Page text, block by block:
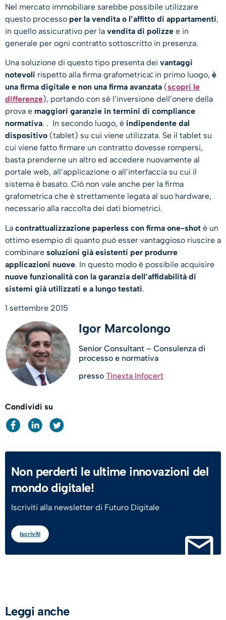
Nel mercato immobiliare sarebbe possibile utilizzare
questo processo per la vendita o l’affitto di appartamenti,
in quello assicurativo per la vendita di polizze e in
generale per ogni contratto sottoscritto in presenza.
Una soluzione di questo tipo presenta dei vantaggi
notevoli rispetto alla firma grafometrica: in primo luogo, è
una firma digitale e non una firma avanzata (scopri le
differenze), portando con sé l’inversione dell’onere della
prova e maggiori garanzie in termini di compliance
normativa. . In secondo luogo, è indipendente dal
dispositivo (tablet) su cui viene utilizzata. Se il tablet su
cui viene fatto firmare un contratto dovesse rompersi,
basta prenderne un altro ed accedere nuovamente al
portale web, all’applicazione o all’interfaccia su cui il
sistema è basato. Ciò non vale anche per la firma
grafometrica che è strettamente legata al suo hardware,
necessario alla raccolta dei dati biometrici.
La contrattualizzazione paperless con firma one-shot è un
ottimo esempio di quanto può esser vantaggioso riuscire a
combinare soluzioni già esistenti per produrre
applicazioni nuove. In questo modo è possibile acquisire
nuove funzionalità con la garanzia dell’affidabilità di
sistemi già utilizzati e a lungo testati.
1 settembre 2015
Igor Marcolongo
Senior Consultant – Consulenza di
processo e normativa
presso Tinexta Infocert
Condividi su
Non perderti le ultime innovazioni del
mondo digitale!
Iscriviti alla newsletter di Futuro Digitale
Iscriviti
Leggi anche